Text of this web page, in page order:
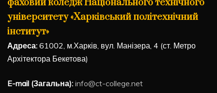
фаховий коледж Національного технічного
університету «Харківський політехнічний
інститут»
Адреса: 61002, м.Харків, вул. Манізера, 4 (ст. Метро
Архітектора Бекетова)
E-mail (Загальна): info@ct-college.net